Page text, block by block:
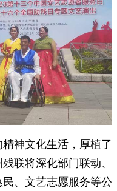
神文化生活，厚植了
联将深化部门联动、
、文艺志愿服务等公